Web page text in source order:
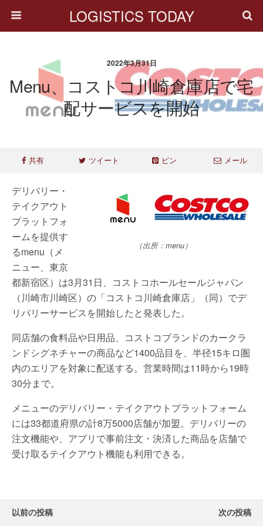
LOGISTICS TODAY
2022年3月31日
Menu、コストコ川崎倉庫店で宅
配サービスを開始
共有 ツイート ピン メール
（出所：menu）
デリバリー・
テイクアウト
プラットフォ
ームを提供す
るmenu（メ
ニュー、東京
都新宿区）は3月31日、コストコホールセールジャパン
（川崎市川崎区）の「コストコ川崎倉庫店」（同）でデ
リバリーサービスを開始したと発表した。
同店舗の食料品や日用品、コストコブランドのカークラ
ンドシグネチャーの商品など1400品目を、半径15キロ圏
内のエリアを対象に配送する。営業時間は11時から19時
30分まで。
メニューのデリバリー・テイクアウトプラットフォーム
には33都道府県の計8万5000店舗が加盟。デリバリーの
注文機能や、アプリで事前注文・決済した商品を店舗で
受け取るテイクアウト機能も利用できる。
以前の投稿 次の投稿